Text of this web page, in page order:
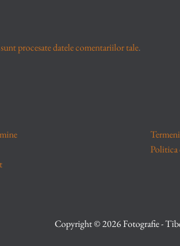
procesate datele comentariilor tale.
Politica
Copyright © 2026 Fotografie -